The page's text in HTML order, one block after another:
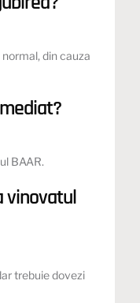
din cauza
BAAR.
vinovatul
trebuie dovezi